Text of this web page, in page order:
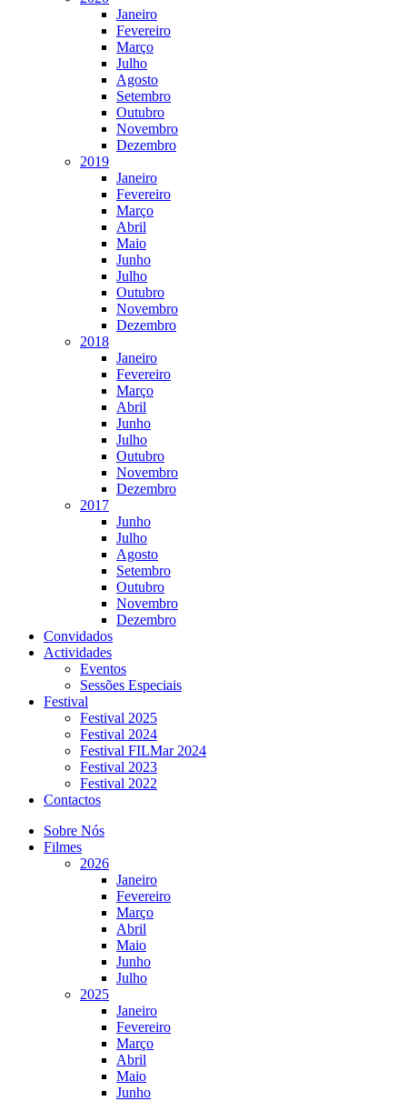
Janeiro
Fevereiro
Março
Julho
Agosto
Setembro
Outubro
Novembro
Dezembro
2019
Janeiro
Fevereiro
Março
Abril
Maio
Junho
Julho
Outubro
Novembro
Dezembro
2018
Janeiro
Fevereiro
Março
Abril
Junho
Julho
Outubro
Novembro
Dezembro
2017
Junho
Julho
Agosto
Setembro
Outubro
Novembro
Dezembro
Convidados
Actividades
Eventos
Sessões Especiais
Festival
Festival 2025
Festival 2024
Festival FILMar 2024
Festival 2023
Festival 2022
Contactos
Sobre Nós
Filmes
2026
Janeiro
Fevereiro
Março
Abril
Maio
Junho
Julho
2025
Janeiro
Fevereiro
Março
Abril
Maio
Junho